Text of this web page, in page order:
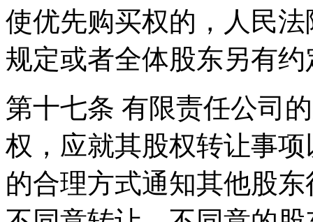
使优先购买权的，人民
规定或者全体股东另有
第十七条 有限责任公司
权，应就其股权转让事
的合理方式通知其他股